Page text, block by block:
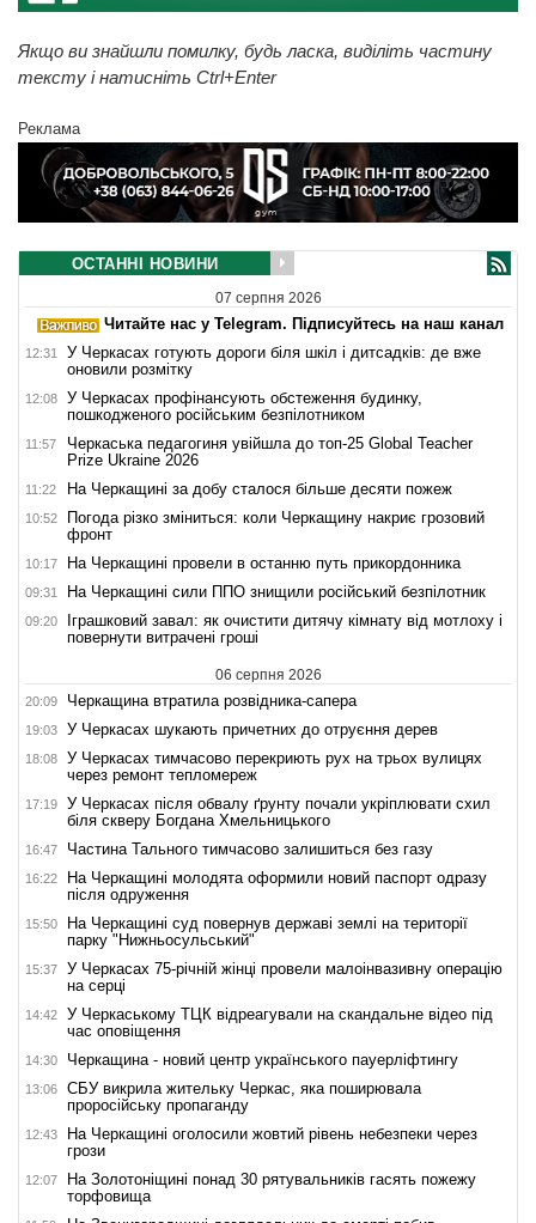
Якщо ви знайшли помилку, будь ласка, виділіть частину
тексту і натисніть Ctrl+Enter
Реклама
ОСТАННІ НОВИНИ
07 серпня 2026
Читайте нас у Telegram. Підписуйтесь на наш канал
12:31
У Черкасах готують дороги біля шкіл і дитсадків: де вже
оновили розмітку
12:08
У Черкасах профінансують обстеження будинку,
пошкодженого російським безпілотником
11:57
Черкаська педагогиня увійшла до топ-25 Global Teacher
Prize Ukraine 2026
11:22 На Черкащині за добу сталося більше десяти пожеж
10:52
Погода різко зміниться: коли Черкащину накриє грозовий
фронт
10:17 На Черкащині провели в останню путь прикордонника
09:31 На Черкащині сили ППО знищили російський безпілотник
09:20
Іграшковий завал: як очистити дитячу кімнату від мотлоху і
повернути витрачені гроші
06 серпня 2026
20:09 Черкащина втратила розвідника-сапера
19:03 У Черкасах шукають причетних до отруєння дерев
18:08
У Черкасах тимчасово перекриють рух на трьох вулицях
через ремонт тепломереж
17:19
У Черкасах після обвалу ґрунту почали укріплювати схил
біля скверу Богдана Хмельницького
16:47 Частина Тального тимчасово залишиться без газу
16:22
На Черкащині молодята оформили новий паспорт одразу
після одруження
15:50
На Черкащині суд повернув державі землі на території
парку "Нижньосульський"
15:37
У Черкасах 75-річній жінці провели малоінвазивну операцію
на серці
14:42
У Черкаському ТЦК відреагували на скандальне відео під
час оповіщення
14:30 Черкащина - новий центр українського пауерліфтингу
13:06
СБУ викрила жительку Черкас, яка поширювала
проросійську пропаганду
12:43
На Черкащині оголосили жовтий рівень небезпеки через
грози
12:07
На Золотоніщині понад 30 рятувальників гасять пожежу
торфовища